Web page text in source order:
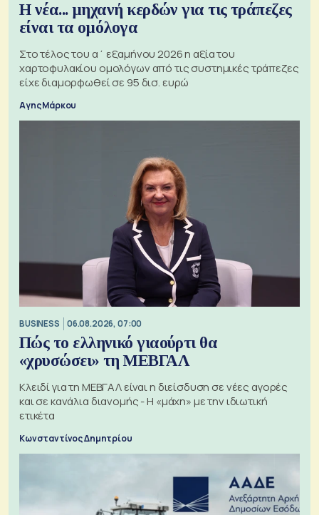
Η νέα... μηχανή κερδών για τις τράπεζες
είναι τα ομόλογα
Στο τέλος του α΄ εξαμήνου 2026 η αξία του
χαρτοφυλακίου ομολόγων από τις συστημικές τράπεζες
είχε διαμορφωθεί σε 95 δισ. ευρώ
Αγης Μάρκου
BUSINESS 06.08.2026, 07:00
Πώς το ελληνικό γιαούρτι θα
«χρυσώσει» τη ΜΕΒΓΑΛ
Κλειδί για τη ΜΕΒΓΑΛ είναι η διείσδυση σε νέες αγορές
και σε κανάλια διανομής - Η «μάχη» με την ιδιωτική
ετικέτα
Κωνσταντίνος Δημητρίου